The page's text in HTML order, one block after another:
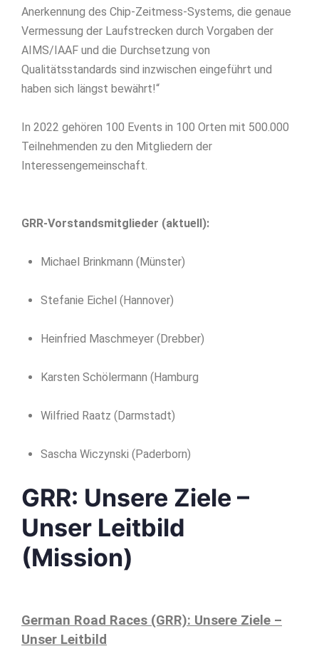
Anerkennung des Chip-Zeitmess-Systems, die genaue
Vermessung der Laufstrecken durch Vorgaben der
AIMS/IAAF und die Durchsetzung von
Qualitätsstandards sind inzwischen eingeführt und
haben sich längst bewährt!“
In 2022 gehören 100 Events in 100 Orten mit 500.000
Teilnehmenden zu den Mitgliedern der
Interessengemeinschaft.
GRR-Vorstandsmitglieder (aktuell):
Michael Brinkmann (Münster)
Stefanie Eichel (Hannover)
Heinfried Maschmeyer (Drebber)
Karsten Schölermann (Hamburg
Wilfried Raatz (Darmstadt)
Sascha Wiczynski (Paderborn)
GRR: Unsere Ziele –
Unser Leitbild
(Mission)
German Road Races (GRR): Unsere Ziele –
Unser Leitbild